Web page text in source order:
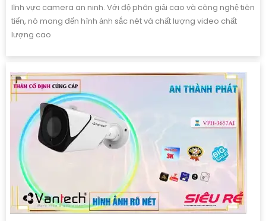
lĩnh vực camera an ninh. Với độ phân giải cao và công nghệ tiên
tiến, nó mang đến hình ảnh sắc nét và chất lượng video chất
lượng cao